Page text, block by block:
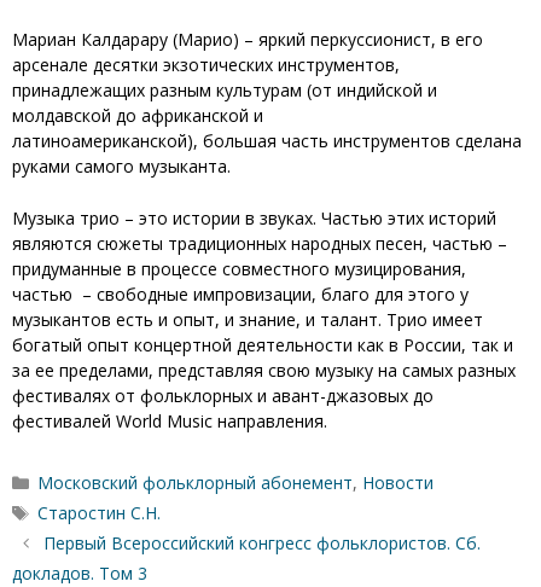
Мариан Калдарару (Марио) – яркий перкуссионист, в его
арсенале десятки экзотических инструментов,
принадлежащих разным культурам (от индийской и
молдавской до африканской и
латиноамериканской), большая часть инструментов сделана
руками самого музыканта.
Музыка трио – это истории в звуках. Частью этих историй
являются сюжеты традиционных народных песен, частью –
придуманные в процессе совместного музицирования,
частью – свободные импровизации, благо для этого у
музыкантов есть и опыт, и знание, и талант. Трио имеет
богатый опыт концертной деятельности как в России, так и
за ее пределами, представляя свою музыку на самых разных
фестивалях от фольклорных и авант-джазовых до
фестивалей World Music направления.
Рубрики
Московский фольклорный абонемент, Новости
Метки
Старостин С.Н.
Первый Всероссийский конгресс фольклористов. Сб.
докладов. Том 3